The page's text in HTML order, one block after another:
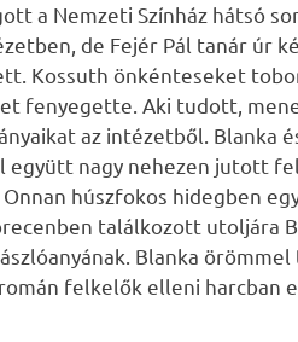
a Nemzeti Színház hátsó
de Fejér Pál tanár úr
Kossuth önkénteseket
fenyegette. Aki tudott,
az intézetből. Blanka
nagy nehezen jutott
húszfokos hidegben
találkozott utoljára
Blanka
felkelők elleni harcban